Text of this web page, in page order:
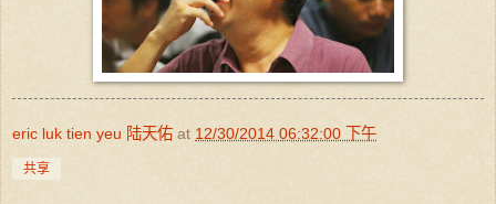
eric luk tien yeu 陆天佑 at 12/30/2014 06:32:00 下午
共享